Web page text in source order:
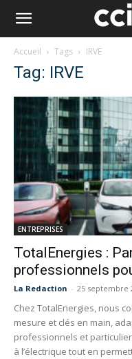
Accueil Tags IRVE
Tag: IRVE
ENTREPRISES
TotalEnergies :
professionnels
La Redaction - 25 septembre
Chez TotalEnergies, nous
mesure et clés en main,
professionnels et
à l’électrique tout en